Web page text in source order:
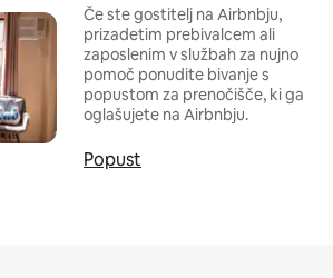
Če ste gostitelj na Airbnbju,
prizadetim prebivalcem ali
zaposlenim v službah za nujno
pomoč ponudite bivanje s
popustom za prenočišče, ki ga
oglašujete na Airbnbju.
Popust